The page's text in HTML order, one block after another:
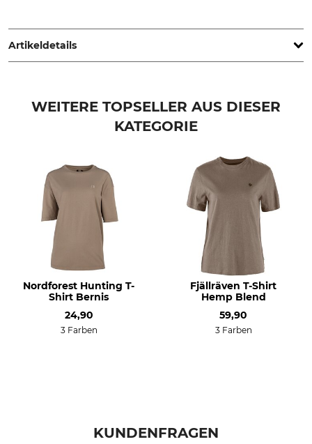
Denmark, www.harkila.com
Artikeldetails
Oberstoff
Waschen
30 °C Pflegeleicht
Bleichen
Nicht bleichen
Trocknen
Nicht im Wäschetrockner
trocknen
Bügeln
Bügeln bis 150 °C
Professionelle Textilpflege
Nicht trockenreinigen
Damen
Made in Türkiye
WEITERE TOPSELLER AUS DIESER
KATEGORIE
Nordforest Hunting T-
Shirt Bernis
24,90
3 Farben
Fjällräven T-Shirt
Hemp Blend
59,90
3 Farben
KUNDENFRAGEN